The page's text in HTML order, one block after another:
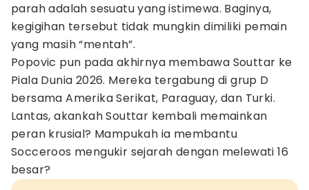
parah adalah sesuatu yang istimewa. Baginya,
kegigihan tersebut tidak mungkin dimiliki pemain
yang masih “mentah”.
Popovic pun pada akhirnya membawa Souttar ke
Piala Dunia 2026. Mereka tergabung di grup D
bersama Amerika Serikat, Paraguay, dan Turki.
Lantas, akankah Souttar kembali memainkan
peran krusial? Mampukah ia membantu
Socceroos mengukir sejarah dengan melewati 16
besar?